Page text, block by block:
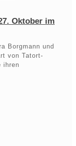
Oktober im
Borgmann und
von Tatort-
ihren